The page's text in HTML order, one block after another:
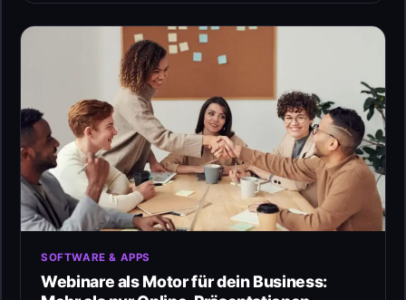
SOFTWARE & APPS
Webinare als Motor für dein Business: